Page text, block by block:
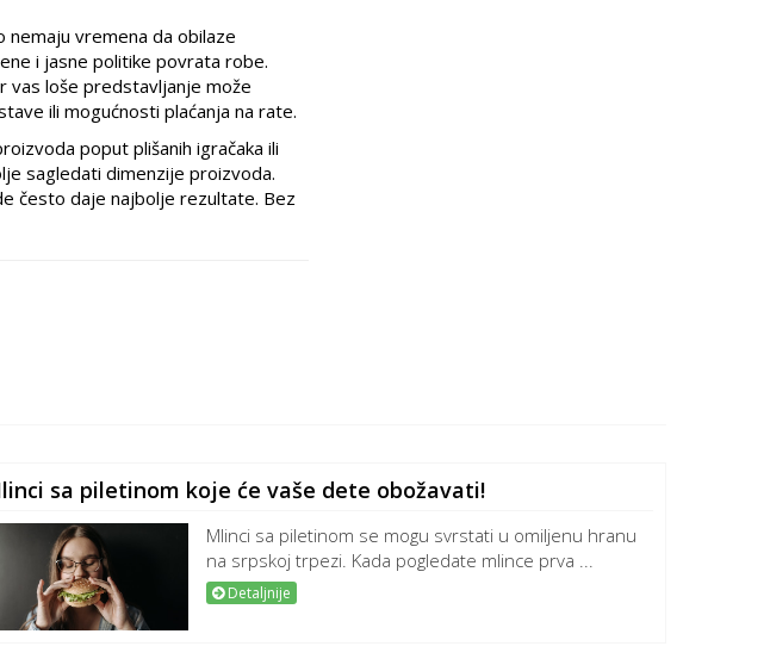
vremena da obilaze
i jasne politike povrata robe.
vas loše predstavljanje može
ili mogućnosti plaćanja na rate.
poput plišanih igračaka ili
sagledati dimenzije proizvoda.
često daje najbolje rezultate. Bez
sa piletinom koje će vaše dete obožavati!
Mlinci sa piletinom se mogu svrstati u omiljenu hranu
na srpskoj trpezi. Kada pogledate mlince prva ...
Detaljnije